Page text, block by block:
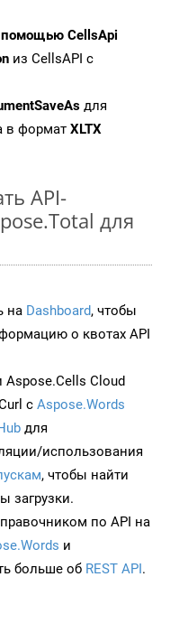
помощью CellsApi
из CellsAPI с
для
в формат XLTX
API-
для
на Dashboard, чтобы
о квотах API
Aspose.Cells Cloud
с Aspose.Words
для
использования
, чтобы найти
загрузки.
по API на
и
больше об REST API.